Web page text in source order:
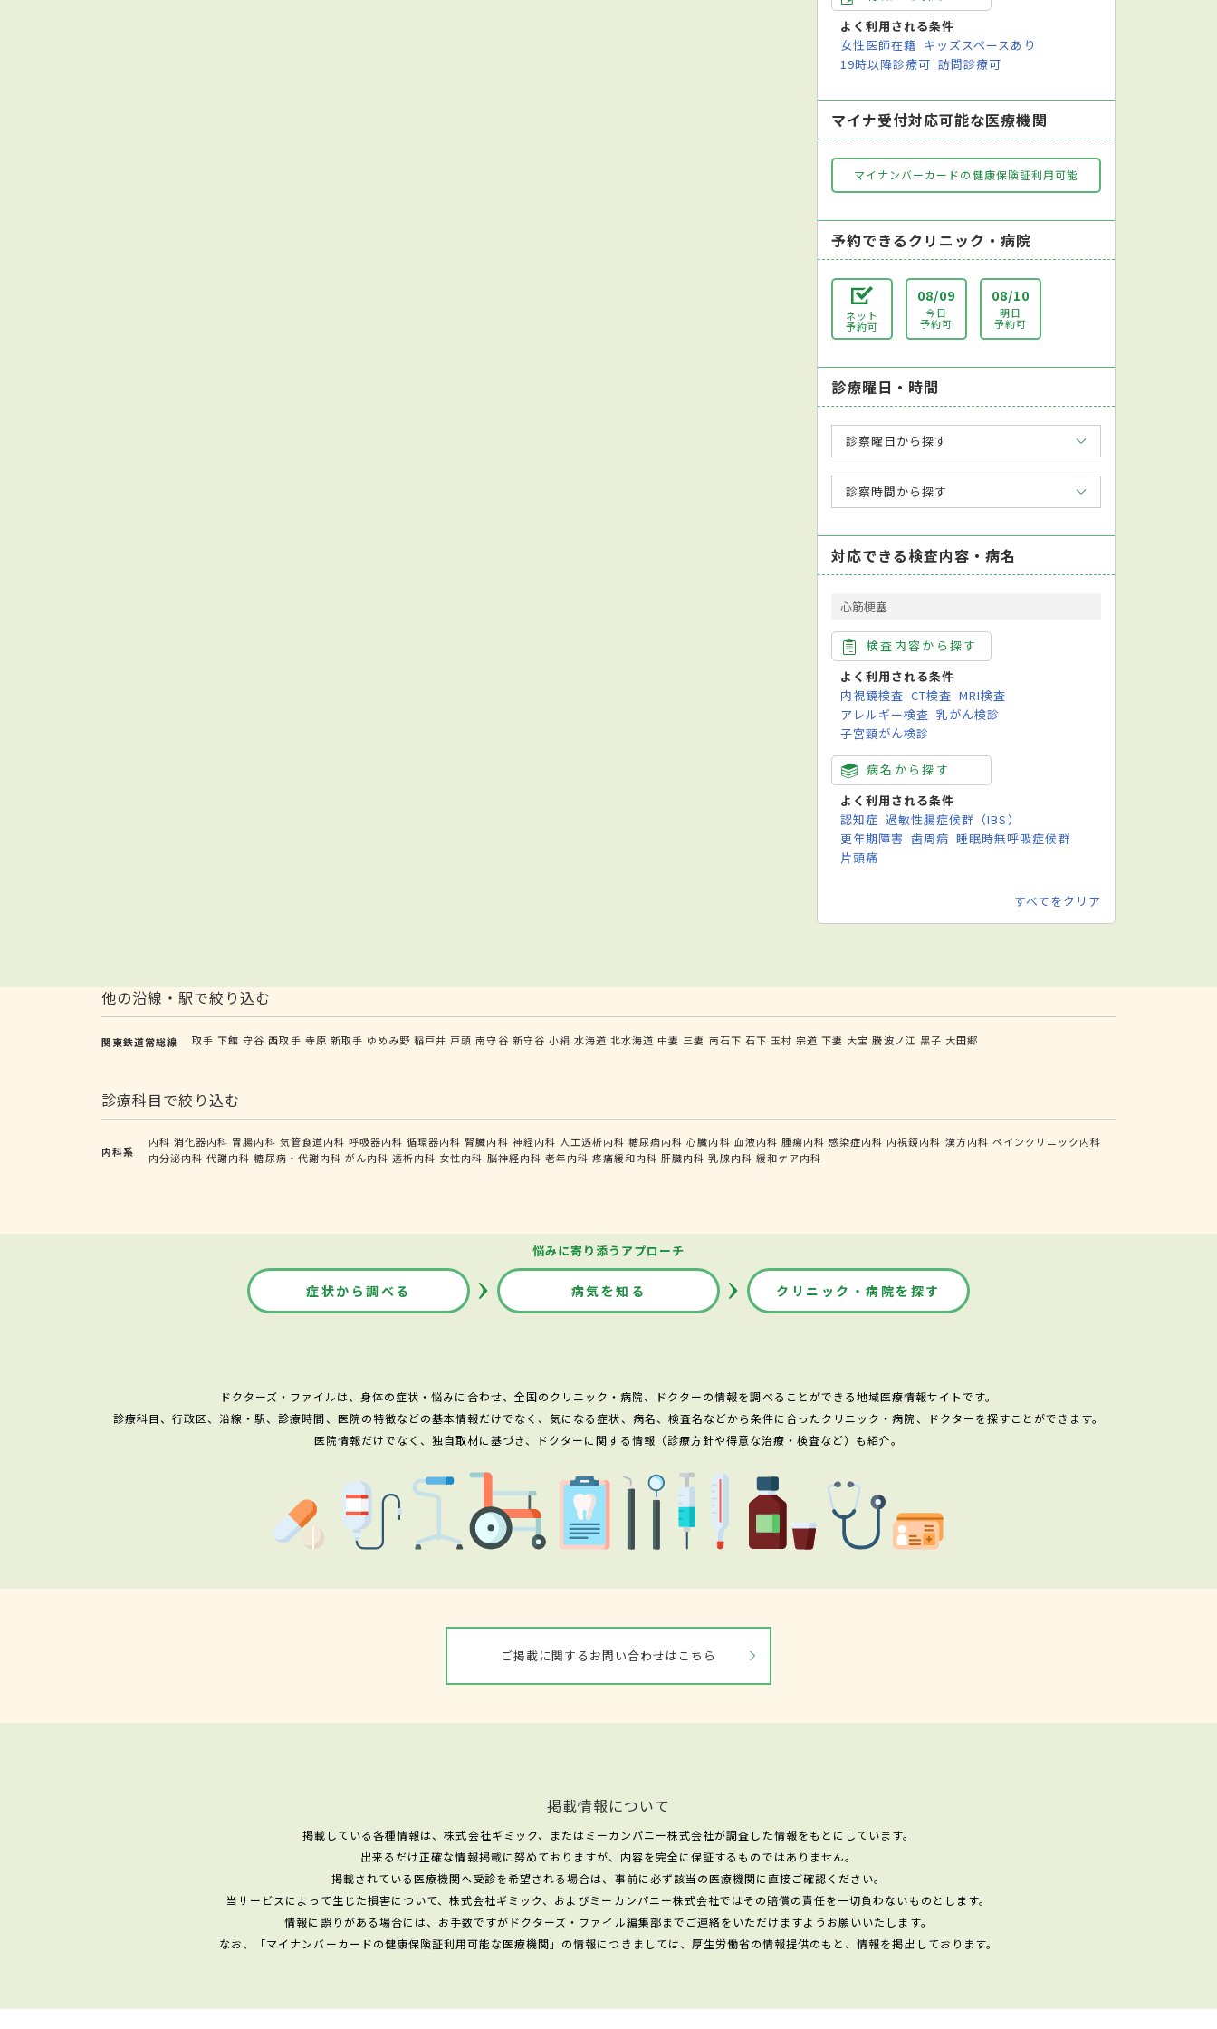
よく利用される条件
女性医師在籍 キッズスペースあり
19時以降診療可 訪問診療可
マイナ受付対応可能な医療機関
マイナンバーカードの健康保険証利用可能
予約できるクリニック・病院
ネット
予約可
08/09
今日
予約可
08/10
明日
予約可
診療曜日・時間
診察曜日から探す
診察時間から探す
対応できる検査内容・病名
心筋梗塞
検査内容から探す
よく利用される条件
内視鏡検査 CT検査 MRI検査
アレルギー検査 乳がん検診
子宮頸がん検診
病名から探す
よく利用される条件
認知症 過敏性腸症候群（IBS）
更年期障害 歯周病 睡眠時無呼吸症候群
片頭痛
すべてをクリア
他の沿線・駅で絞り込む
関東鉄道常総線 取手 下館 守谷 西取手 寺原 新取手 ゆめみ野 稲戸井 戸頭 南守谷 新守谷 小絹 水海道 北水海道 中妻 三妻 南石下 石下 玉村 宗道 下妻 大宝 騰波ノ江 黒子 大田郷
診療科目で絞り込む
内科系
内科 消化器内科 胃腸内科 気管食道内科 呼吸器内科 循環器内科 腎臓内科 神経内科 人工透析内科 糖尿病内科 心臓内科 血液内科 腫瘍内科 感染症内科 内視鏡内科 漢方内科 ペインクリニック内科
内分泌内科 代謝内科 糖尿病・代謝内科 がん内科 透析内科 女性内科 脳神経内科 老年内科 疼痛緩和内科 肝臓内科 乳腺内科 緩和ケア内科
悩みに寄り添うアプローチ
症状から調べる 病気を知る クリニック・病院を探す
ドクターズ・ファイルは、身体の症状・悩みに合わせ、全国のクリニック・病院、ドクターの情報を調べることができる地域医療情報サイトです。
診療科目、行政区、沿線・駅、診療時間、医院の特徴などの基本情報だけでなく、気になる症状、病名、検査名などから条件に合ったクリニック・病院、ドクターを探すことができます。
医院情報だけでなく、独自取材に基づき、ドクターに関する情報（診療方針や得意な治療・検査など）も紹介。
ご掲載に関するお問い合わせはこちら
掲載情報について
掲載している各種情報は、株式会社ギミック、またはミーカンパニー株式会社が調査した情報をもとにしています。
出来るだけ正確な情報掲載に努めておりますが、内容を完全に保証するものではありません。
掲載されている医療機関へ受診を希望される場合は、事前に必ず該当の医療機関に直接ご確認ください。
当サービスによって生じた損害について、株式会社ギミック、およびミーカンパニー株式会社ではその賠償の責任を一切負わないものとします。
情報に誤りがある場合には、お手数ですがドクターズ・ファイル編集部までご連絡をいただけますようお願いいたします。
なお、「マイナンバーカードの健康保険証利用可能な医療機関」の情報につきましては、厚生労働省の情報提供のもと、情報を掲出しております。